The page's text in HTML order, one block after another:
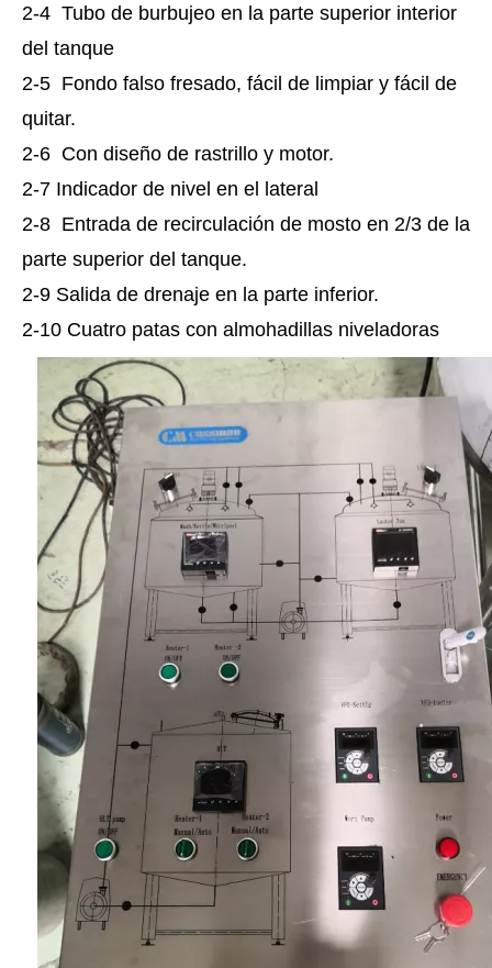
2-4 Tubo de burbujeo en la parte superior interior
del tanque
2-5 Fondo falso fresado, fácil de limpiar y fácil de
quitar.
2-6 Con diseño de rastrillo y motor.
2-7 Indicador de nivel en el lateral
2-8 Entrada de recirculación de mosto en 2/3 de la
parte superior del tanque.
2-9 Salida de drenaje en la parte inferior.
2-10 Cuatro patas con almohadillas niveladoras